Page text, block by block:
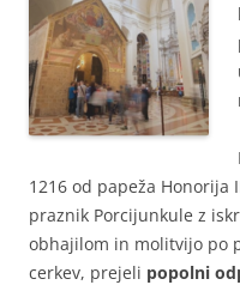
1216 od papeža Honorija
praznik Porcijunkule z
obhajilom in molitvijo po
cerkev, prejeli popolni